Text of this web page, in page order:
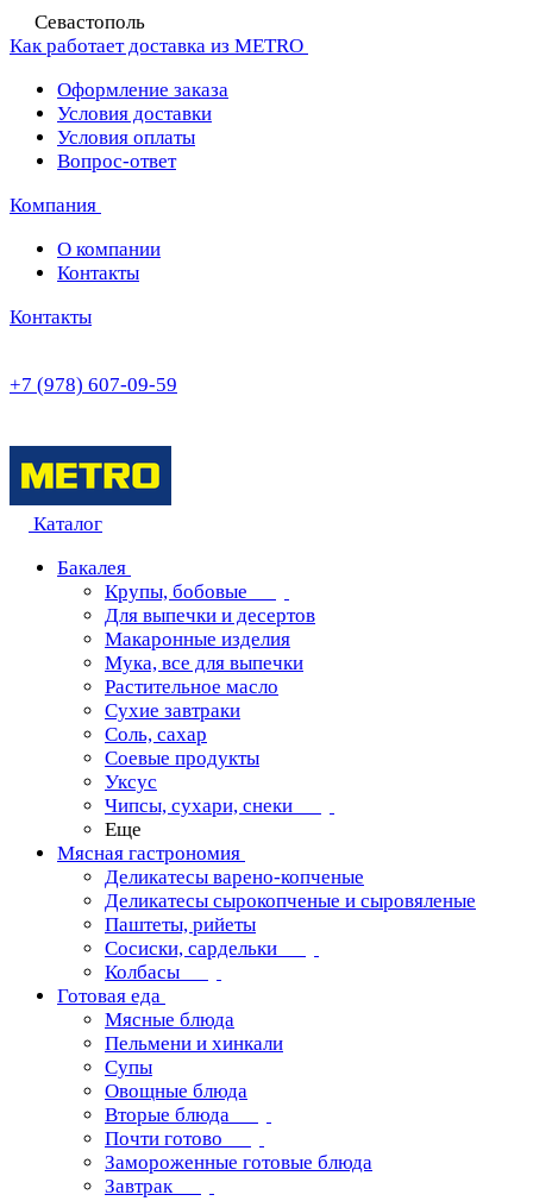
Севастополь
Как работает доставка из METRO
Оформление заказа
Условия доставки
Условия оплаты
Вопрос-ответ
Компания
О компании
Контакты
Контакты
+7 (978) 607-09-59
Каталог
Бакалея
Крупы, бобовые
Для выпечки и десертов
Макаронные изделия
Мука, все для выпечки
Растительное масло
Сухие завтраки
Соль, сахар
Соевые продукты
Уксус
Чипсы, сухари, снеки
Еще
Мясная гастрономия
Деликатесы варено-копченые
Деликатесы сырокопченые и сыровяленые
Паштеты, рийеты
Сосиски, сардельки
Колбасы
Готовая еда
Мясные блюда
Пельмени и хинкали
Супы
Овощные блюда
Вторые блюда
Почти готово
Замороженные готовые блюда
Завтрак